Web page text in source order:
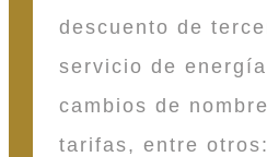
descuento de
servicio de
cambios de
tarifas, entre otros: